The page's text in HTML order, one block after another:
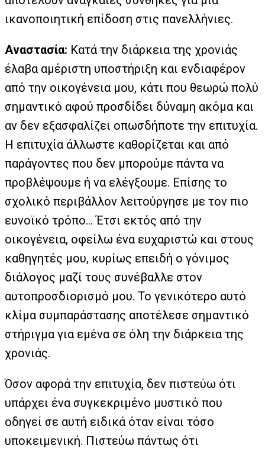
ικανοποιητική επίδοση στις πανελλήνιες.
Αναστασία: Κατά την διάρκεια της χρονιάς
έλαβα αμέριστη υποστήριξη και ενδιαφέρον
από την οικογένεια μου, κάτι που θεωρώ πολύ
σημαντικό αφού προσδίδει δύναμη ακόμα και
αν δεν εξασφαλίζει οπωσδήποτε την επιτυχία.
Η επιτυχία άλλωστε καθορίζεται και από
παράγοντες που δεν μπορούμε πάντα να
προβλέψουμε ή να ελέγξουμε. Επίσης το
σχολικό περιβάλλον λειτούργησε με τον πιο
ευνοϊκό τρόπο… Έτσι εκτός από την
οικογένεια, οφείλω ένα ευχαριστώ και στους
καθηγητές μου, κυρίως επειδή ο γόνιμος
διάλογος μαζί τους συνέβαλλε στον
αυτοπροσδιορισμό μου. Το γενικότερο αυτό
κλίμα συμπαράστασης αποτέλεσε σημαντικό
στήριγμα για εμένα σε όλη την διάρκεια της
χρονιάς.
Όσον αφορά την επιτυχία, δεν πιστεύω ότι
υπάρχει ένα συγκεκριμένο μυστικό που
οδηγεί σε αυτή ειδικά όταν είναι τόσο
υποκειμενική. Πιστεύω πάντως ότι